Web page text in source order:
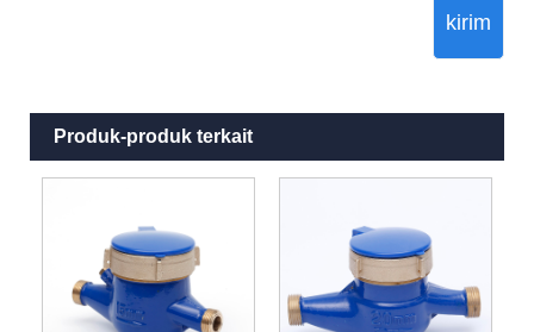
kirim
Produk-produk terkait